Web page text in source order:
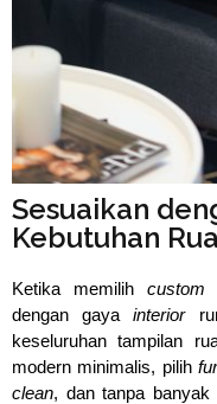
⁠Sesuaikan
Kebutuhan
Ketika memilih custom
dengan gaya interior
keseluruhan tampilan
modern minimalis, pilih
clean, dan tanpa banyak